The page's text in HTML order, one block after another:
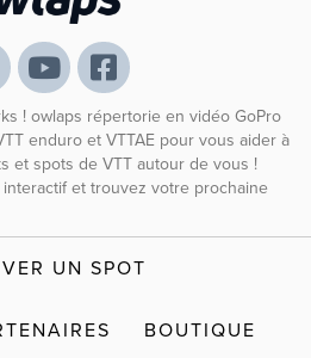
! owlaps répertorie en vidéo GoPro
enduro et VTTAE pour vous aider à
et spots de VTT autour de vous !
et trouvez votre prochaine
UN SPOT
BOUTIQUE